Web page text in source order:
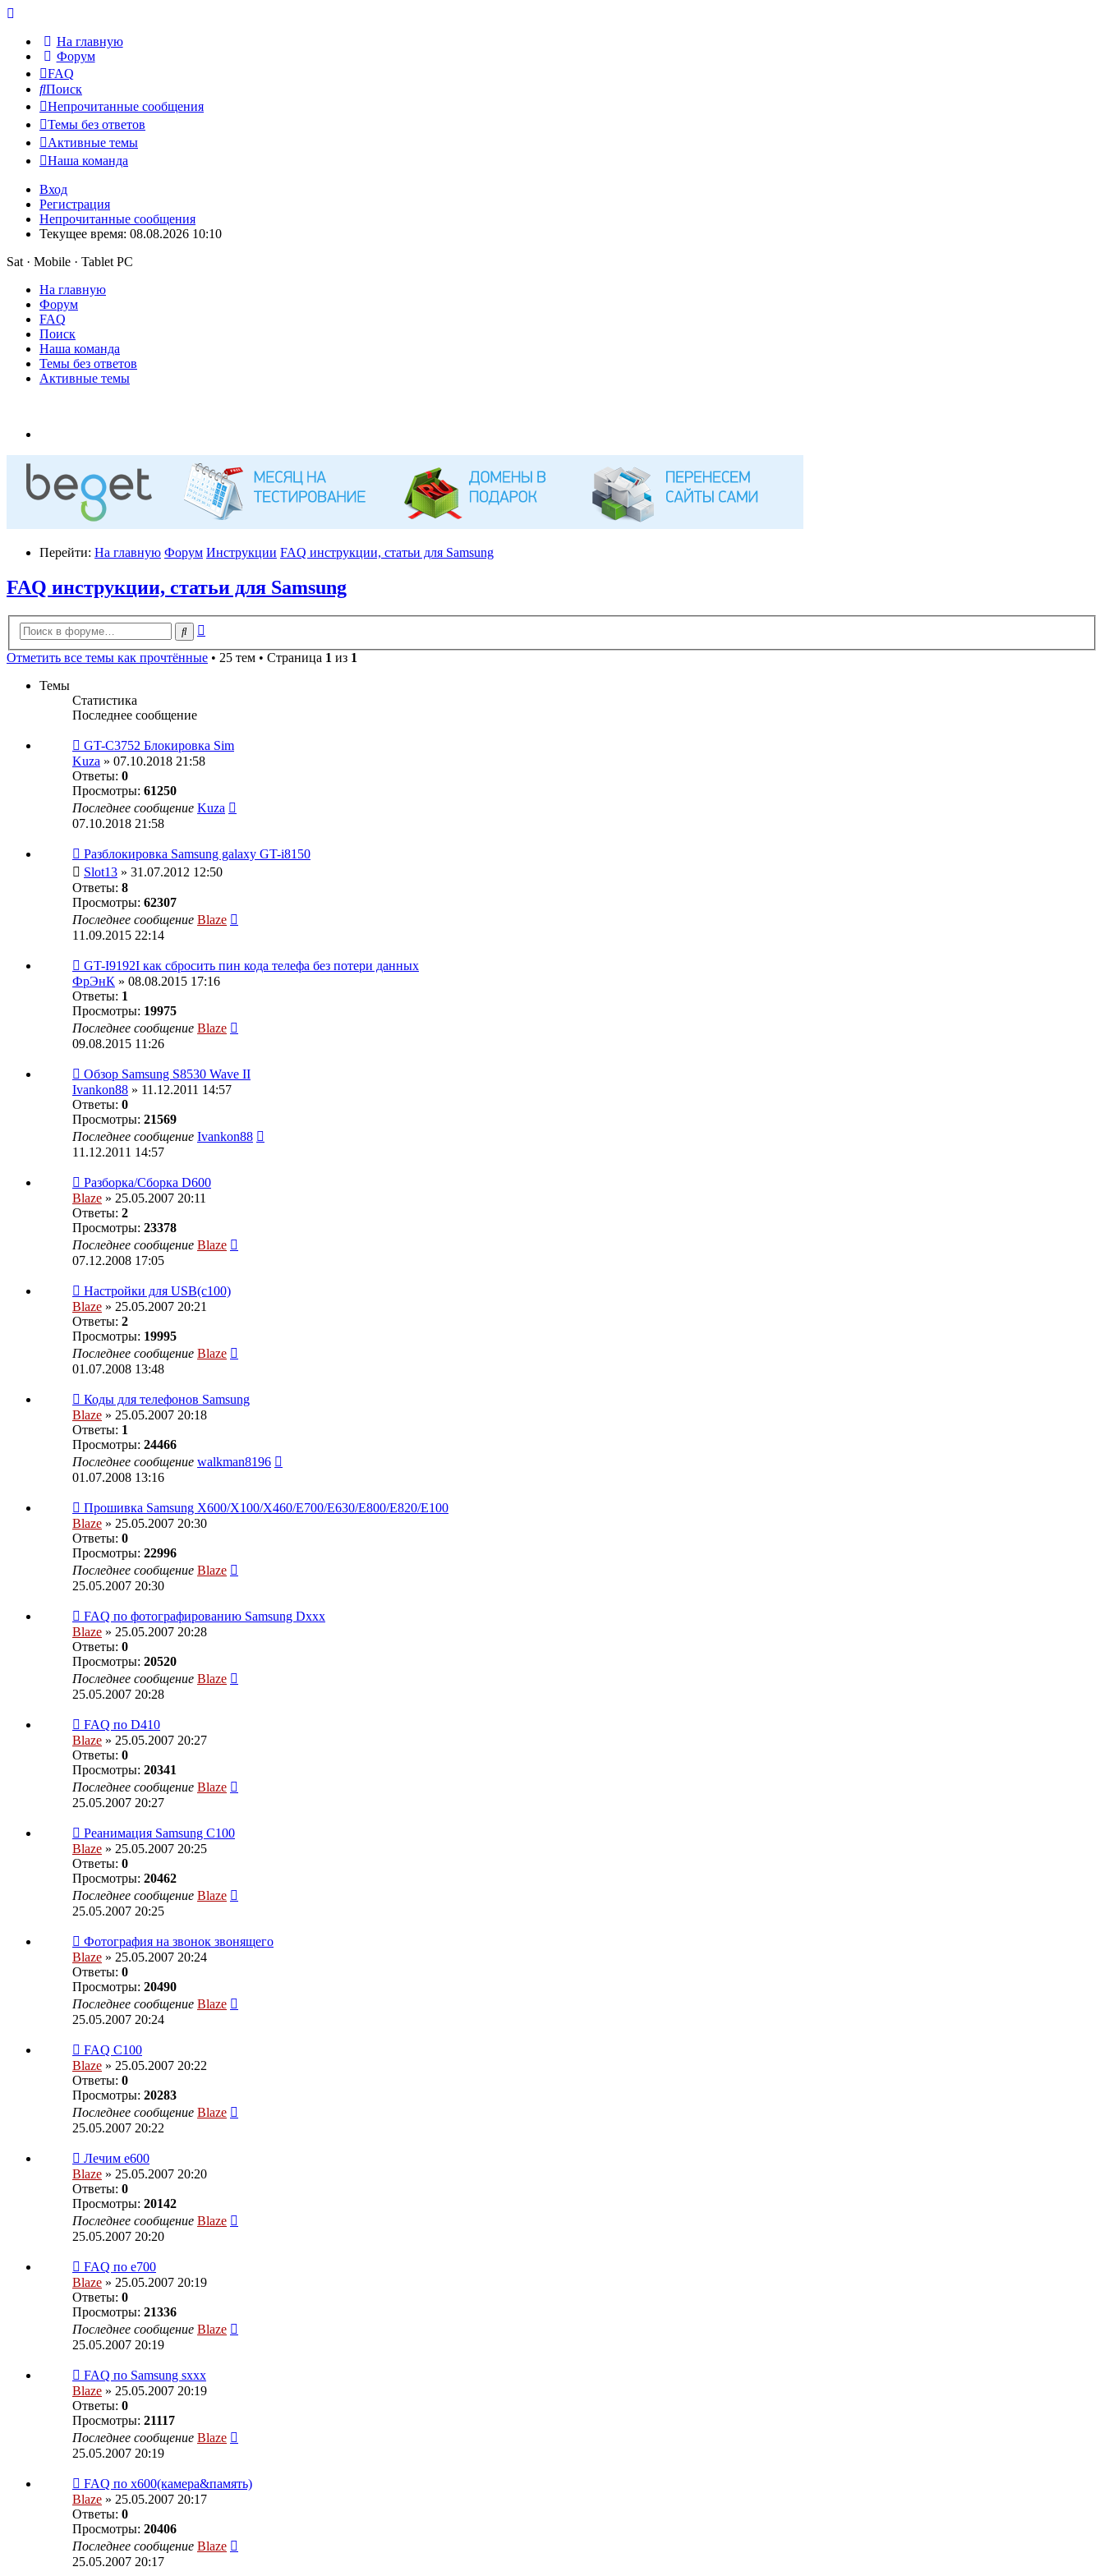
На главную
Форум
FAQ
Поиск
Непрочитанные сообщения
Темы без ответов
Активные темы
Наша команда
Вход
Регистрация
Непрочитанные сообщения
Текущее время: 08.08.2026 10:10
Sat · Mobile · Tablet PC
На главную
Форум
FAQ
Поиск
Наша команда
Темы без ответов
Активные темы
Перейти: На главную Форум Инструкции FAQ инструкции, статьи для Samsung
FAQ инструкции, статьи для Samsung
Поиск
Отметить все темы как прочтённые • 25 тем • Страница 1 из 1
Темы
Статистика
Последнее сообщение
GT-C3752 Блокировка Sim
Kuza » 07.10.2018 21:58
Ответы: 0
Просмотры: 61250
Последнее сообщение Kuza
07.10.2018 21:58
Разблокировка Samsung galaxy GT-i8150
Slot13 » 31.07.2012 12:50
Ответы: 8
Просмотры: 62307
Последнее сообщение Blaze
11.09.2015 22:14
GT-I9192I как сбросить пин кода телефа без потери данных
ФрЭнК » 08.08.2015 17:16
Ответы: 1
Просмотры: 19975
Последнее сообщение Blaze
09.08.2015 11:26
Обзор Samsung S8530 Wave II
Ivankon88 » 11.12.2011 14:57
Ответы: 0
Просмотры: 21569
Последнее сообщение Ivankon88
11.12.2011 14:57
Разборка/Сборка D600
Blaze » 25.05.2007 20:11
Ответы: 2
Просмотры: 23378
Последнее сообщение Blaze
07.12.2008 17:05
Настройки для USB(с100)
Blaze » 25.05.2007 20:21
Ответы: 2
Просмотры: 19995
Последнее сообщение Blaze
01.07.2008 13:48
Коды для телефонов Samsung
Blaze » 25.05.2007 20:18
Ответы: 1
Просмотры: 24466
Последнее сообщение walkman8196
01.07.2008 13:16
Прошивка Samsung X600/X100/X460/E700/Е630/Е800/E820/Е100
Blaze » 25.05.2007 20:30
Ответы: 0
Просмотры: 22996
Последнее сообщение Blaze
25.05.2007 20:30
FAQ по фотографированию Samsung Dxxx
Blaze » 25.05.2007 20:28
Ответы: 0
Просмотры: 20520
Последнее сообщение Blaze
25.05.2007 20:28
FAQ по D410
Blaze » 25.05.2007 20:27
Ответы: 0
Просмотры: 20341
Последнее сообщение Blaze
25.05.2007 20:27
Реанимация Samsung C100
Blaze » 25.05.2007 20:25
Ответы: 0
Просмотры: 20462
Последнее сообщение Blaze
25.05.2007 20:25
Фотография на звонок звонящего
Blaze » 25.05.2007 20:24
Ответы: 0
Просмотры: 20490
Последнее сообщение Blaze
25.05.2007 20:24
FAQ С100
Blaze » 25.05.2007 20:22
Ответы: 0
Просмотры: 20283
Последнее сообщение Blaze
25.05.2007 20:22
Лечим е600
Blaze » 25.05.2007 20:20
Ответы: 0
Просмотры: 20142
Последнее сообщение Blaze
25.05.2007 20:20
FAQ по е700
Blaze » 25.05.2007 20:19
Ответы: 0
Просмотры: 21336
Последнее сообщение Blaze
25.05.2007 20:19
FAQ по Samsung sxxx
Blaze » 25.05.2007 20:19
Ответы: 0
Просмотры: 21117
Последнее сообщение Blaze
25.05.2007 20:19
FAQ по х600(камера&память)
Blaze » 25.05.2007 20:17
Ответы: 0
Просмотры: 20406
Последнее сообщение Blaze
25.05.2007 20:17